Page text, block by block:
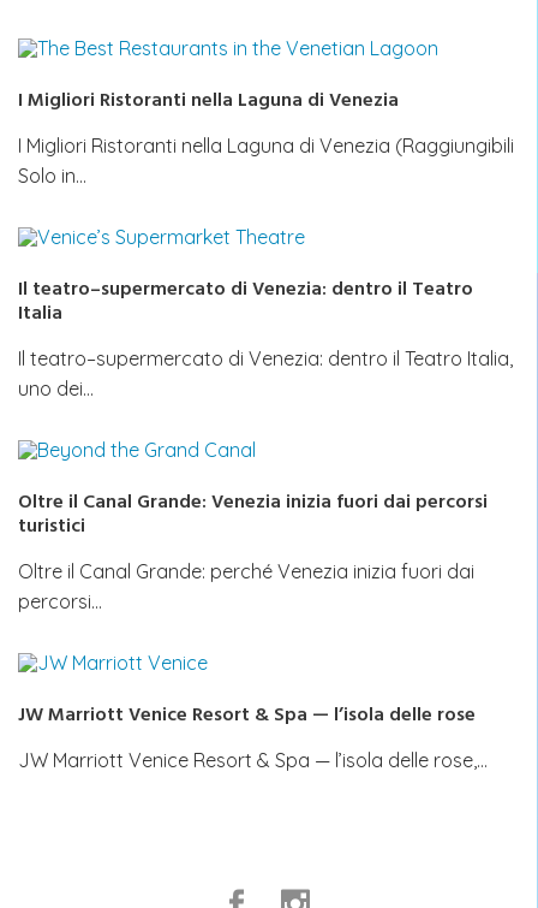
I Migliori Ristoranti nella Laguna di Venezia
I Migliori Ristoranti nella Laguna di Venezia (Raggiungibili
Solo in…
Il teatro–supermercato di Venezia: dentro il Teatro
Italia
Il teatro–supermercato di Venezia: dentro il Teatro Italia,
uno dei…
Oltre il Canal Grande: Venezia inizia fuori dai percorsi
turistici
Oltre il Canal Grande: perché Venezia inizia fuori dai
percorsi…
JW Marriott Venice Resort & Spa — l’isola delle rose
JW Marriott Venice Resort & Spa — l’isola delle rose,…